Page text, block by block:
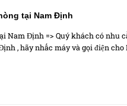
tại Nam Định
Nam Định => Quý khách có nhu
, hãy nhấc máy và gọi điện cho